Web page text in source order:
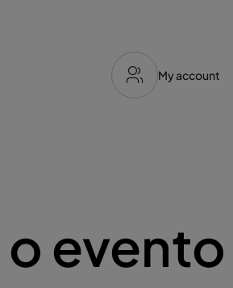
My account
evento